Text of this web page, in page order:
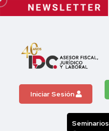
Iniciar Sesión
Seminarios